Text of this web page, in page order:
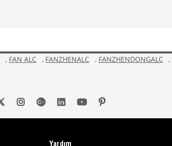
, FAN ALC , FANZHENALC , FANZHENDONGALC ,
Yardım